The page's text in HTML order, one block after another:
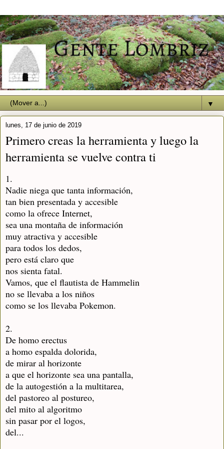
▼
lunes, 17 de junio de 2019
Primero creas la herramienta y luego la
herramienta se vuelve contra ti
1.
Nadie niega que tanta información,
tan bien presentada y accesible
como la ofrece Internet,
sea una montaña de información
muy atractiva y accesible
para todos los dedos,
pero está claro que
nos sienta fatal.
Vamos, que el flautista de Hammelin
no se llevaba a los niños
como se los llevaba Pokemon.
2.
De homo erectus
a homo espalda dolorida,
de mirar al horizonte
a que el horizonte sea una pantalla,
de la autogestión a la multitarea,
del pastoreo al postureo,
del mito al algoritmo
sin pasar por el logos,
del...